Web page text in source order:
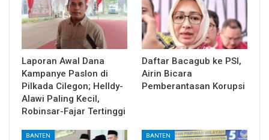
Laporan Awal Dana
Kampanye Paslon di
Pilkada Cilegon; Helldy-
Alawi Paling Kecil,
Robinsar-Fajar Tertinggi
Daftar Bacagub ke PSI,
Airin Bicara
Pemberantasan Korupsi
BANTEN BANTEN